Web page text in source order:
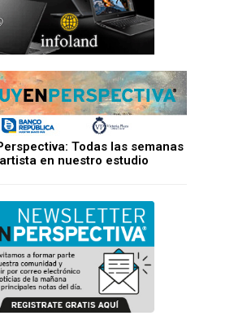
Todas las semanas
en nuestro estudio